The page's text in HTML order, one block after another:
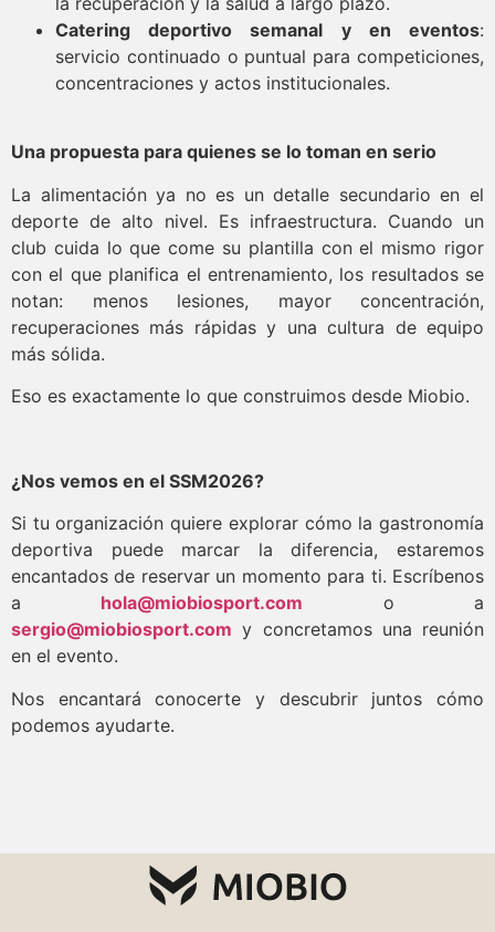
Catering deportivo semanal y en eventos:
servicio continuado o puntual para competiciones,
concentraciones y actos institucionales.
Una propuesta para quienes se lo toman en serio
La alimentación ya no es un detalle secundario en el
deporte de alto nivel. Es infraestructura. Cuando un
club cuida lo que come su plantilla con el mismo rigor
con el que planifica el entrenamiento, los resultados se
notan: menos lesiones, mayor concentración,
recuperaciones más rápidas y una cultura de equipo
más sólida.
Eso es exactamente lo que construimos desde Miobio.
¿Nos vemos en el SSM2026?
Si tu organización quiere explorar cómo la gastronomía
deportiva puede marcar la diferencia, estaremos
encantados de reservar un momento para ti. Escríbenos
a hola@miobiosport.com o a
sergio@miobiosport.com y concretamos una reunión
en el evento.
Nos encantará conocerte y descubrir juntos cómo
podemos ayudarte.